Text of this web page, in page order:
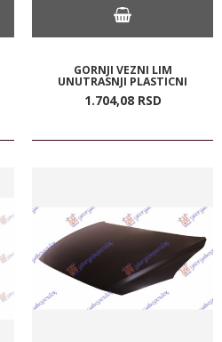
GORNJI VEZNI LIM
UNUTRASNJI PLASTICNI
1.704,08 RSD